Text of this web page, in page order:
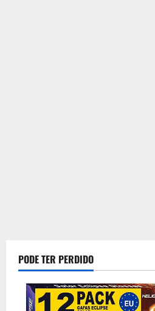
PODE TER PERDIDO